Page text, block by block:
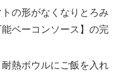
の形がなくなりとろみ
ベーコンソース】の完
熱ボウルにご飯を入れ